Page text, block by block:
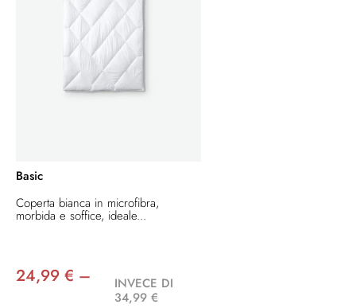
Basic
Coperta bianca in microfibra,
morbida e soffice, ideale...
24,99 € –
INVECE DI
34,99 €